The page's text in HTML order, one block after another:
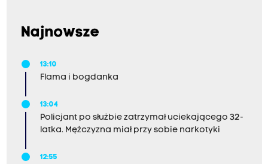
Najnowsze
13:10
Flama i bogdanka
13:04
Policjant po służbie zatrzymał uciekającego 32-
latka. Mężczyzna miał przy sobie narkotyki
12:55